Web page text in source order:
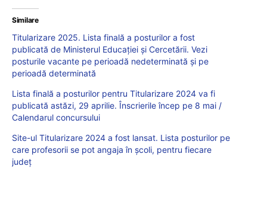
Similare
Titularizare 2025. Lista finală a posturilor a fost
publicată de Ministerul Educației și Cercetării. Vezi
posturile vacante pe perioadă nedeterminată și pe
perioadă determinată
Lista finală a posturilor pentru Titularizare 2024 va fi
publicată astăzi, 29 aprilie. Înscrierile încep pe 8 mai /
Calendarul concursului
Site-ul Titularizare 2024 a fost lansat. Lista posturilor pe
care profesorii se pot angaja în școli, pentru fiecare
județ